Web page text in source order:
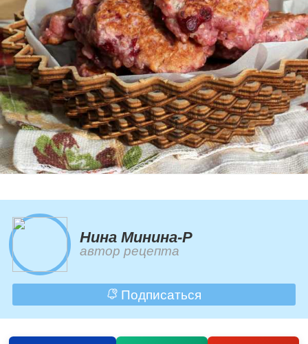
Нина Минина-Р
автор рецепта
Подписаться